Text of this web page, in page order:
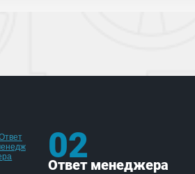
02
Ответ менеджера